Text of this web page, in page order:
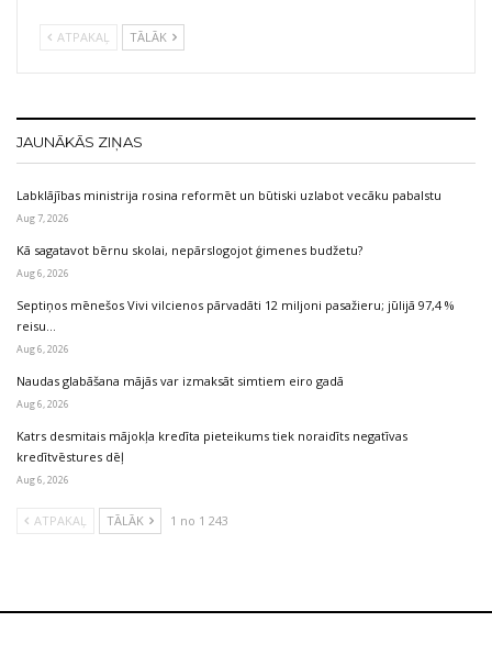
ATPAKAĻ TĀLĀK
JAUNĀKĀS ZIŅAS
Labklājības ministrija rosina reformēt un būtiski uzlabot vecāku pabalstu
Aug 7, 2026
Kā sagatavot bērnu skolai, nepārslogojot ģimenes budžetu?
Aug 6, 2026
Septiņos mēnešos Vivi vilcienos pārvadāti 12 miljoni pasažieru; jūlijā 97,4 %
reisu…
Aug 6, 2026
Naudas glabāšana mājās var izmaksāt simtiem eiro gadā
Aug 6, 2026
Katrs desmitais mājokļa kredīta pieteikums tiek noraidīts negatīvas
kredītvēstures dēļ
Aug 6, 2026
ATPAKAĻ TĀLĀK 1 no 1 243